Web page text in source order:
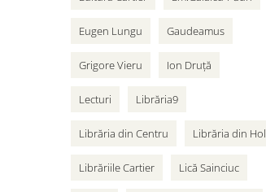
Eugen Lungu Gaudeamus
Grigore Vieru Ion Druță
Lecturi Librăria9
Librăria din Centru Librăria din Hol
Librăriile Cartier Lică Sainciuc